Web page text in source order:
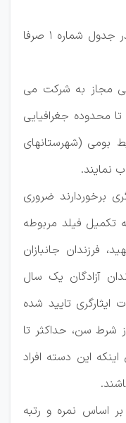
1. دارندگان مدارک تحصيلی مندرج در جدول شماره 1 صرفا
مجاز به شرکت می
محدوده جغرافيایی
بومی (شهرستانهای
نمایند.
برخوردارند ضروری
تكميل فيلد مربوطه
فرزندان جانبازان
آزادگان یک سال
ایثارگری تایيد شده
شرط سن، حداکثر تا
این دسته افراد
بر اساس نمره و رتبه